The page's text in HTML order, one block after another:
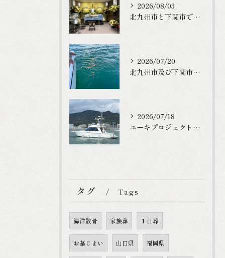
2026/08/03
北九州市と下関市で家族葬のご利用を頂きました
2026/07/20
北九州市及び下関市でお墓や仏壇終いをご検討の方
2026/07/18
ユーキプロジェクトは適法に海洋散骨を行っています
タグ Tags
海洋散骨 家族葬 １日葬
お墓じまい 山口県 福岡県